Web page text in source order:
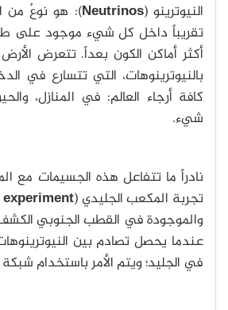
النيوترينو (Neutrinos): هو نوعٌ من
تقريباً داخل كل شيء موجود على
أكثر أماكن الكون بعداً. تتعرض
بالنيوترينوهات، التي تتسارع في
كافة أرجاء العالم: في المنازل،
شيء.
نادراً ما تتفاعل هذه الجسيمات مع
تجربة المكعب الجليدي (
والموجودة في القطب الجنوبي
عندما يحصل تصادم بين
في الجليد؛ ويتم الأمر باستخدام